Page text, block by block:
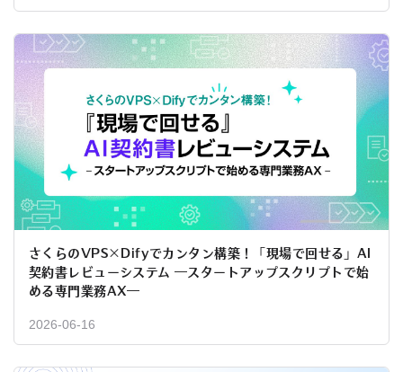
さくらのVPS×Difyでカンタン構築！「現場で回せる」AI
契約書レビューシステム ―スタートアップスクリプトで始
める専門業務AX―
2026-06-16